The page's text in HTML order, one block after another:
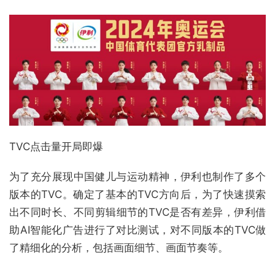
TVC点击量开局即爆
为了充分展现中国健儿与运动精神，伊利也制作了多个
版本的TVC。确定了基本的TVC方向后，为了快速摸索
出不同时长、不同剪辑细节的TVC是否有差异，伊利借
助AI智能化广告进行了对比测试，对不同版本的TVC做
了精细化的分析，包括画面细节、画面节奏等。